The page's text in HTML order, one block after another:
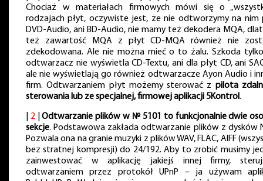
Chociaż w materiałach firmowych mówi się o
rodzajach płyt, oczywiste jest, że nie odtworzymy na nim
DVD-Audio, ani BD-Audio, nie mamy też dekodera MQA,
też zawartość MQA z płyt CD-MQA również nie
zdekodowana. Ale nie można mieć o to żalu. Szkoda
odtwarzacz nie wyświetla CD-Textu, ani dla płyt CD, ani
ale nie wyświetlają go również odtwarzacze Ayon Audio i
firm. Odtwarzaniem płyt możemy sterować z pilota
sterowania lub ze specjalnej, firmowej aplikacji 5Kontrol.
2|Odtwarzanie plików w № 5101 to funkcjonalnie dwie
sekcje. Podstawowa zakłada odtwarzanie plików z dysków
Pozwala ona na granie muzyki z plików WAV, FLAC, AIFF
bez stratnej kompresji) do 24/192. Aby to zrobić musimy
zainwestować w aplikację jakiejś innej firmy,
odtwarzaniem przez protokół UPnP – ja używam